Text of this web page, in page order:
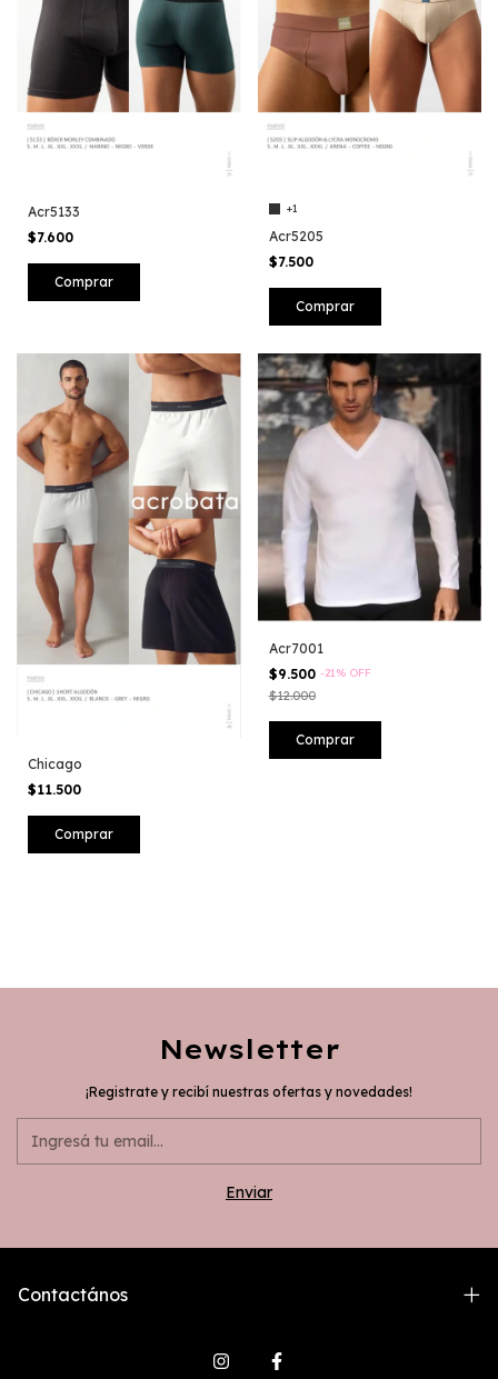
Acr5133
$7.600
Comprar
+1
Acr5205
$7.500
Comprar
Chicago
$11.500
Comprar
Acr7001
$9.500 -21% OFF
$12.000
Comprar
Newsletter
¡Registrate y recibí nuestras ofertas y novedades!
Contactános